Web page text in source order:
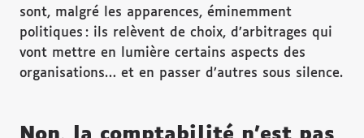
sont, malgré les apparences, éminemment
politiques : ils relèvent de choix, d’arbitrages qui
vont mettre en lumière certains aspects des
organisations… et en passer d’autres sous silence.